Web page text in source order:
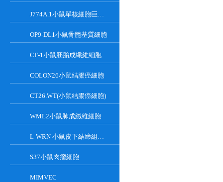
J774A.1小鼠單核細胞巨噬細胞
OP9-DL1小鼠骨髓基質細胞
CF-1小鼠胚胎成纖維細胞
COLON26小鼠結腸癌細胞
CT26.WT(小鼠結腸癌細胞)
WML2小鼠肺成纖維細胞
L-WRN 小鼠皮下結締組織細胞系
S37小鼠肉瘤細胞
MIMVEC